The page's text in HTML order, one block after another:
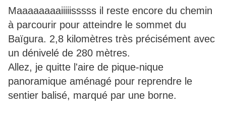
Maaaaaaaaiiiiisssss il reste encore du chemin
à parcourir pour atteindre le sommet du
Baïgura. 2,8 kilomètres très précisément avec
un dénivelé de 280 mètres.
Allez, je quitte l'aire de pique-nique
panoramique aménagé pour reprendre le
sentier balisé, marqué par une borne.